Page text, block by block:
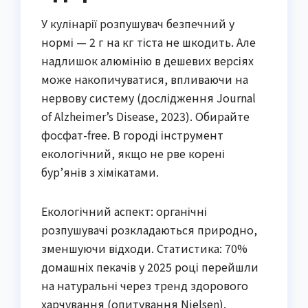
У кулінарії розпушувач безпечний у
нормі — 2 г на кг тіста не шкодить. Але
надлишок алюмінію в дешевих версіях
може накопичуватися, впливаючи на
нервову систему (дослідження Journal
of Alzheimer’s Disease, 2023). Обирайте
фосфат-free. В городі інструмент
екологічний, якщо не рве корені
бур’янів з хімікатами.
Екологічний аспект: органічні
розпушувачі розкладаються природно,
зменшуючи відходи. Статистика: 70%
домашніх пекачів у 2025 році перейшли
на натуральні через тренд здорового
харчування (опитування Nielsen).